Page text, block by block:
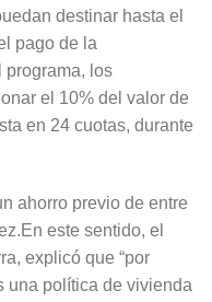
destinar hasta el
pago de la
programa, los
el 10% del valor de
en 24 cuotas, durante
ahorro previo de entre
este sentido, el
explicó que “por
una política de vivienda